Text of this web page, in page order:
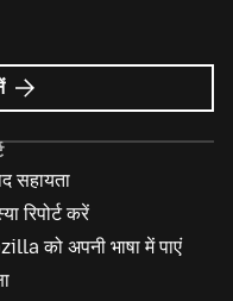
सहायता
रिपोर्ट करें
को अपनी भाषा में पाएं